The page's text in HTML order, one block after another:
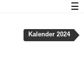
Kalender 2024
☰